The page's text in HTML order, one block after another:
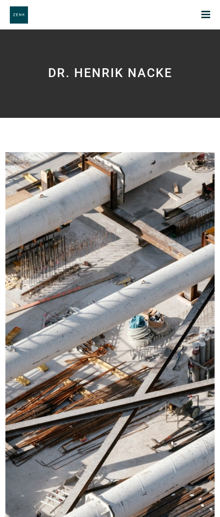
DR. HENRIK NACKE